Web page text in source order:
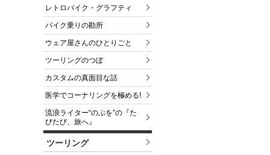
レトロバイク・グラフティ
バイク乗りの勘所
ウェア屋さんのひとりごと
ツーリングのつぼ
カスタムの真面目な話
医学でコーナリングを極める!
流浪ライター“のぶを”の『た
びたび、旅へ』
ツーリング